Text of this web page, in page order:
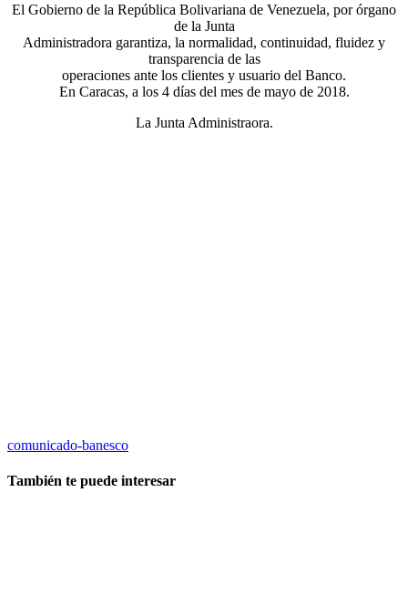
El Gobierno de la República Bolivariana de Venezuela, por órgano
de la Junta
Administradora garantiza, la normalidad, continuidad, fluidez y
transparencia de las
operaciones ante los clientes y usuario del Banco.
En Caracas, a los 4 días del mes de mayo de 2018.
La Junta Administraora.
comunicado-banesco
También te puede interesar